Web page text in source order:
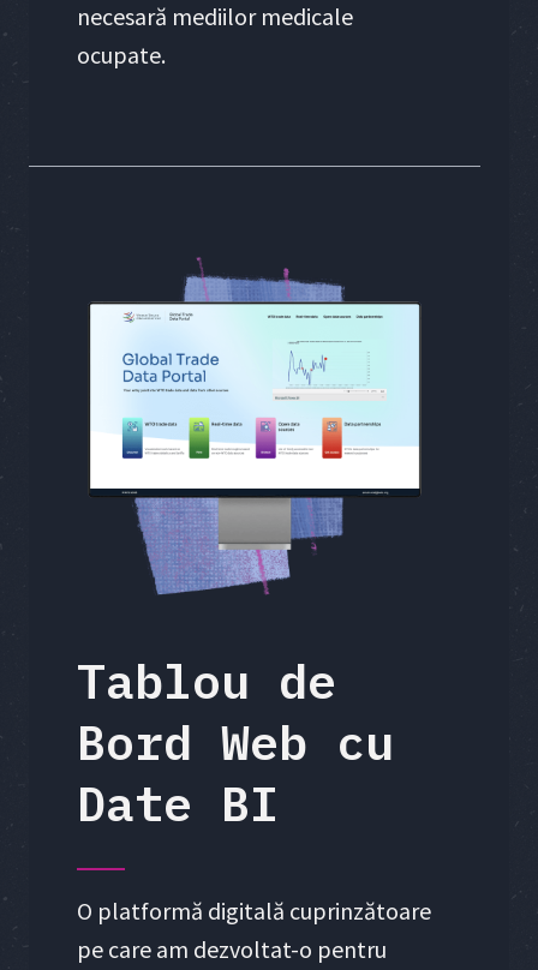
necesară mediilor medicale
ocupate.
Tablou de
Bord Web cu
Date BI
O platformă digitală cuprinzătoare
pe care am dezvoltat-o pentru